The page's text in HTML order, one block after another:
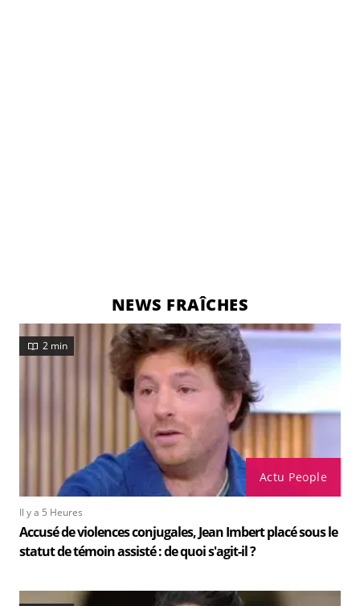
NEWS FRAÎCHES
Actu People
2 min
Il y a 5 Heures
Accusé de violences conjugales, Jean Imbert placé sous le
statut de témoin assisté : de quoi s'agit-il ?